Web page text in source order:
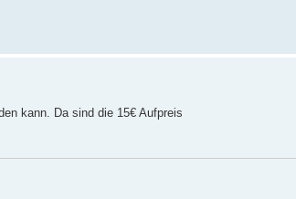
kann. Da sind die 15€ Aufpreis